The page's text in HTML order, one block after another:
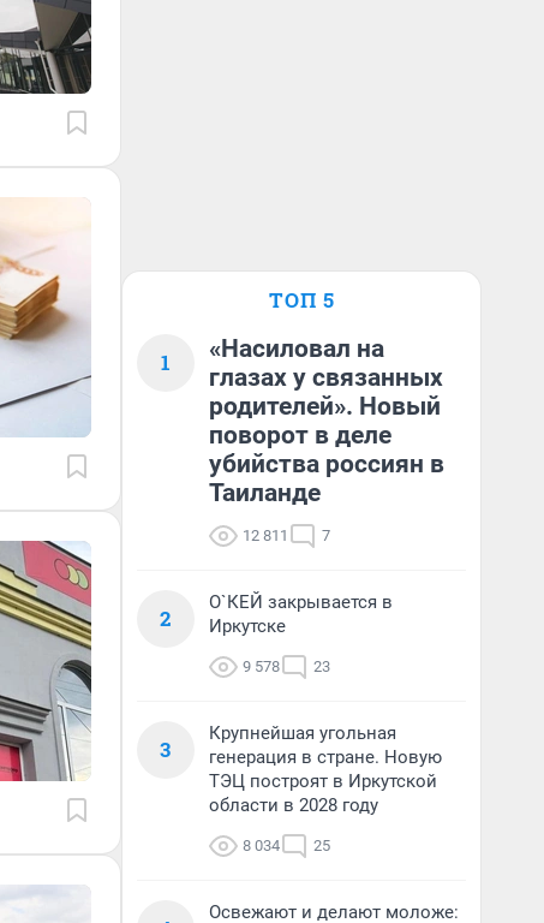
ТОП 5
1
«Насиловал на
глазах у связанных
родителей». Новый
поворот в деле
убийства россиян в
Таиланде
12 811 7
2
О`КЕЙ закрывается в
Иркутске
9 578 23
3
Крупнейшая угольная
генерация в стране. Новую
ТЭЦ построят в Иркутской
области в 2028 году
8 034 25
Освежают и делают моложе: